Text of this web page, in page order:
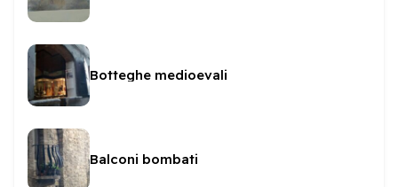
Botteghe medioevali
Balconi bombati